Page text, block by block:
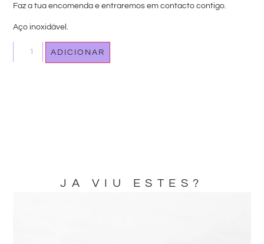
Faz a tua encomenda e entraremos em contacto contigo.
Aço inoxidável.
ADICIONAR
JA VIU ESTES?